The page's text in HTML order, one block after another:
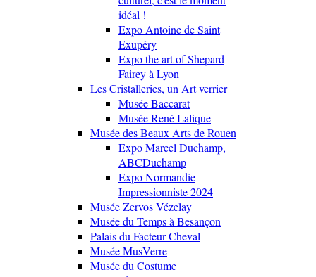
idéal !
Expo Antoine de Saint
Exupéry
Expo the art of Shepard
Fairey à Lyon
Les Cristalleries, un Art verrier
Musée Baccarat
Musée René Lalique
Musée des Beaux Arts de Rouen
Expo Marcel Duchamp,
ABCDuchamp
Expo Normandie
Impressionniste 2024
Musée Zervos Vézelay
Musée du Temps à Besançon
Palais du Facteur Cheval
Musée MusVerre
Musée du Costume